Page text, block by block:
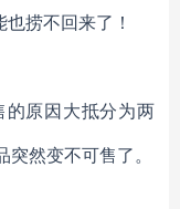
捞不回来了！
原因大抵分为两
然变不可售了。